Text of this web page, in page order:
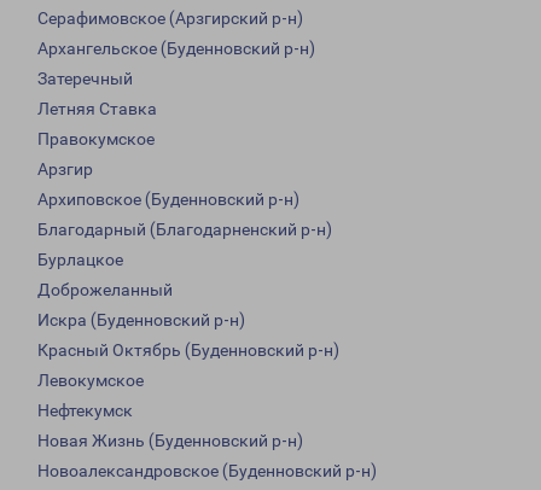
Серафимовское (Арзгирский р-н)
Архангельское (Буденновский р-н)
Затеречный
Летняя Ставка
Правокумское
Арзгир
Архиповское (Буденновский р-н)
Благодарный (Благодарненский р-н)
Бурлацкое
Доброжеланный
Искра (Буденновский р-н)
Красный Октябрь (Буденновский р-н)
Левокумское
Нефтекумск
Новая Жизнь (Буденновский р-н)
Новоалександровское (Буденновский р-н)